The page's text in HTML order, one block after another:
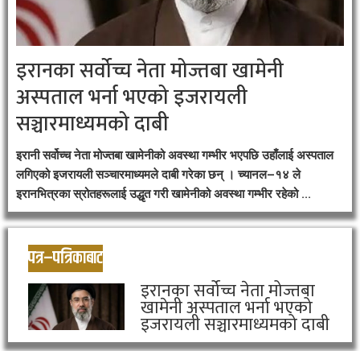
इरानका सर्वोच्च नेता मोज्तबा खामेनी
अस्पताल भर्ना भएको इजरायली
सञ्चारमाध्यमको दाबी
इरानी सर्वोच्च नेता मोज्तबा खामेनीको अवस्था गम्भीर भएपछि उहाँलाई अस्पताल
लगिएको इजरायली सञ्चारमाध्यमले दाबी गरेका छन् । च्यानल–१४ ले
इरानभित्रका स्रोतहरूलाई उद्धृत गरी खामेनीको अवस्था गम्भीर रहेको ...
पत्र–पत्रिकाबाट
इरानका सर्वोच्च नेता मोज्तबा
खामेनी अस्पताल भर्ना भएको
इजरायली सञ्चारमाध्यमको दाबी